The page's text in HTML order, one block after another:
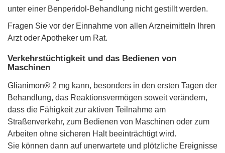
unter einer Benperidol-Behandlung nicht gestillt werden.
Fragen Sie vor der Einnahme von allen Arzneimitteln Ihren
Arzt oder Apotheker um Rat.
Verkehrstüchtigkeit und das Bedienen von
Maschinen
Glianimon® 2 mg kann, besonders in den ersten Tagen der
Behandlung, das Reaktionsvermögen soweit verändern,
dass die Fähigkeit zur aktiven Teilnahme am
Straßenverkehr, zum Bedienen von Maschinen oder zum
Arbeiten ohne sicheren Halt beeinträchtigt wird.
Sie können dann auf unerwartete und plötzliche Ereignisse